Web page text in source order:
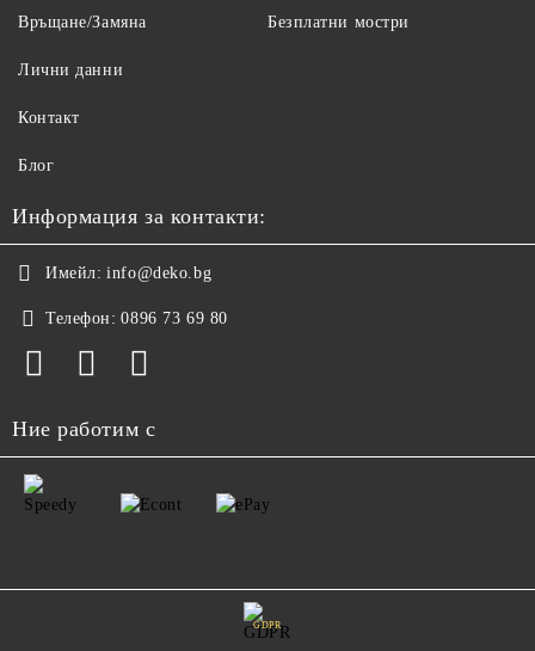
Връщане/Замяна Безплатни мостри
Лични данни
Контакт
Блог
Информация за контакти:
Имейл: info@deko.bg
Телефон: 0896 73 69 80
Ние работим с
GDPR